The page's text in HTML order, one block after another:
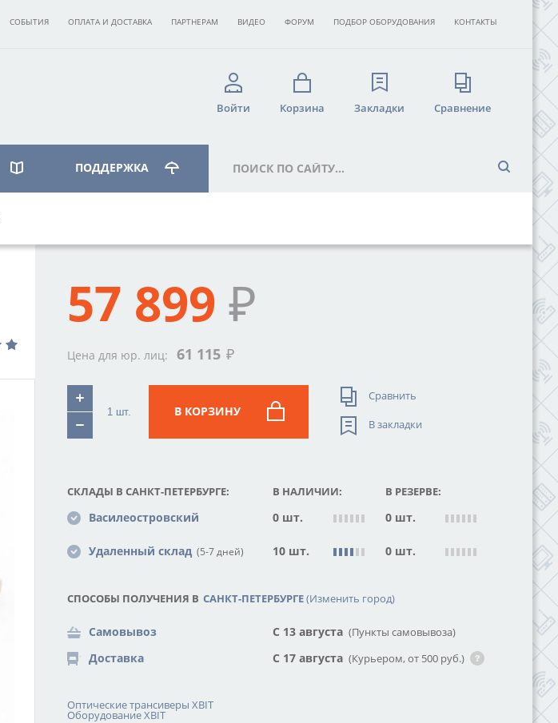
СОБЫТИЯ ОПЛАТА И ДОСТАВКА ПАРТНЕРАМ ВИДЕО ФОРУМ ПОДБОР ОБОРУДОВАНИЯ КОНТАКТЫ
Войти Корзина Закладки Сравнение
ПОДДЕРЖКА
57 899 ₽
Цена для юр. лиц: 61 115 ₽
В КОРЗИНУ
Сравнить
В закладки
СКЛАДЫ В САНКТ-ПЕТЕРБУРГЕ: В НАЛИЧИИ: В РЕЗЕРВЕ:
Василеостровский 0 шт. 0 шт.
Удаленный склад (5-7 дней) 10 шт. 0 шт.
СПОСОБЫ ПОЛУЧЕНИЯ В САНКТ-ПЕТЕРБУРГЕ(Изменить город)
Самовывоз С 13 августа (Пункты самовывоза)
Доставка С 17 августа (Курьером, от 500 руб.)
Оптические трансиверы XBIT
Оборудование XBIT